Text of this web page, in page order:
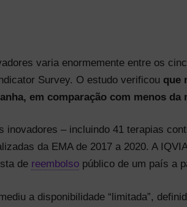
varia enormemente entre os
Survey. O estudo verificou que
em comparação com menos da
inovadores – incluindo 41 terapias
da EMA de 2017 a 2020. A
de reembolso público de um país a
a disponibilidade “limitada”,